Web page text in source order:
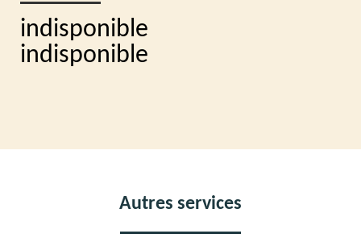
indisponible
indisponible
Autres services